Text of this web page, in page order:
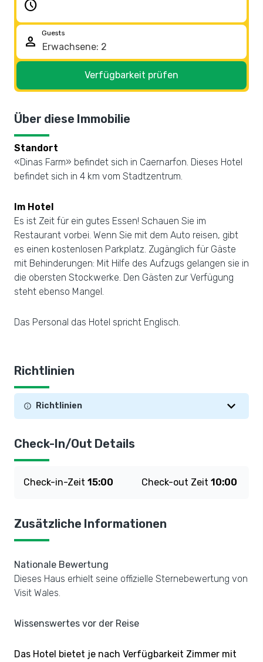
schedule
person
Guests
Verfügbarkeit prüfen
Über diese Immobilie
Standort
«Dinas Farm» befindet sich in Caernarfon. Dieses Hotel
befindet sich in 4 km vom Stadtzentrum.
Im Hotel
Es ist Zeit für ein gutes Essen! Schauen Sie im
Restaurant vorbei. Wenn Sie mit dem Auto reisen, gibt
es einen kostenlosen Parkplatz. Zugänglich für Gäste
mit Behinderungen: Mit Hilfe des Aufzugs gelangen sie in
die obersten Stockwerke. Den Gästen zur Verfügung
steht ebenso Mangel.
Das Personal das Hotel spricht Englisch.
Richtlinien
Richtlinien
Check-In/Out Details
Check-in-Zeit 15:00 Check-out Zeit 10:00
Zusätzliche Informationen
Nationale Bewertung
Dieses Haus erhielt seine offizielle Sternebewertung von
Visit Wales.
Wissenswertes vor der Reise
Das Hotel bietet je nach Verfügbarkeit Zimmer mit